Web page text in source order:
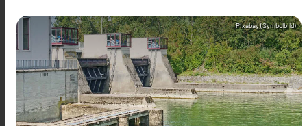
Pixabay (Symbolbild)